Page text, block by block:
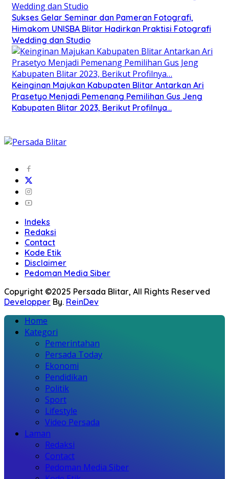
Sukses Gelar Seminar dan Pameran Fotografi,
Himakom UNISBA Blitar Hadirkan Praktisi Fotografi
Wedding dan Studio
Keinginan Majukan Kabupaten Blitar Antarkan Ari
Prasetyo Menjadi Pemenang Pemilihan Gus Jeng
Kabupaten Blitar 2023, Berikut Profilnya…
Indeks
Redaksi
Contact
Kode Etik
Disclaimer
Pedoman Media Siber
Copyright ©2025 Persada Blitar, All Rights Reserved
Developper By. ReinDev
Home
Kategori
Pemerintahan
Persada Today
Ekonomi
Pendidikan
Politik
Sport
Lifestyle
Video Persada
Laman
Redaksi
Contact
Pedoman Media Siber